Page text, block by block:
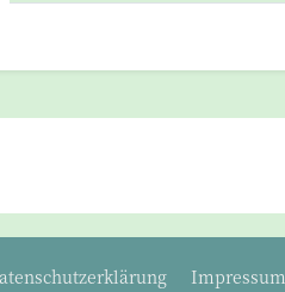
Impressum